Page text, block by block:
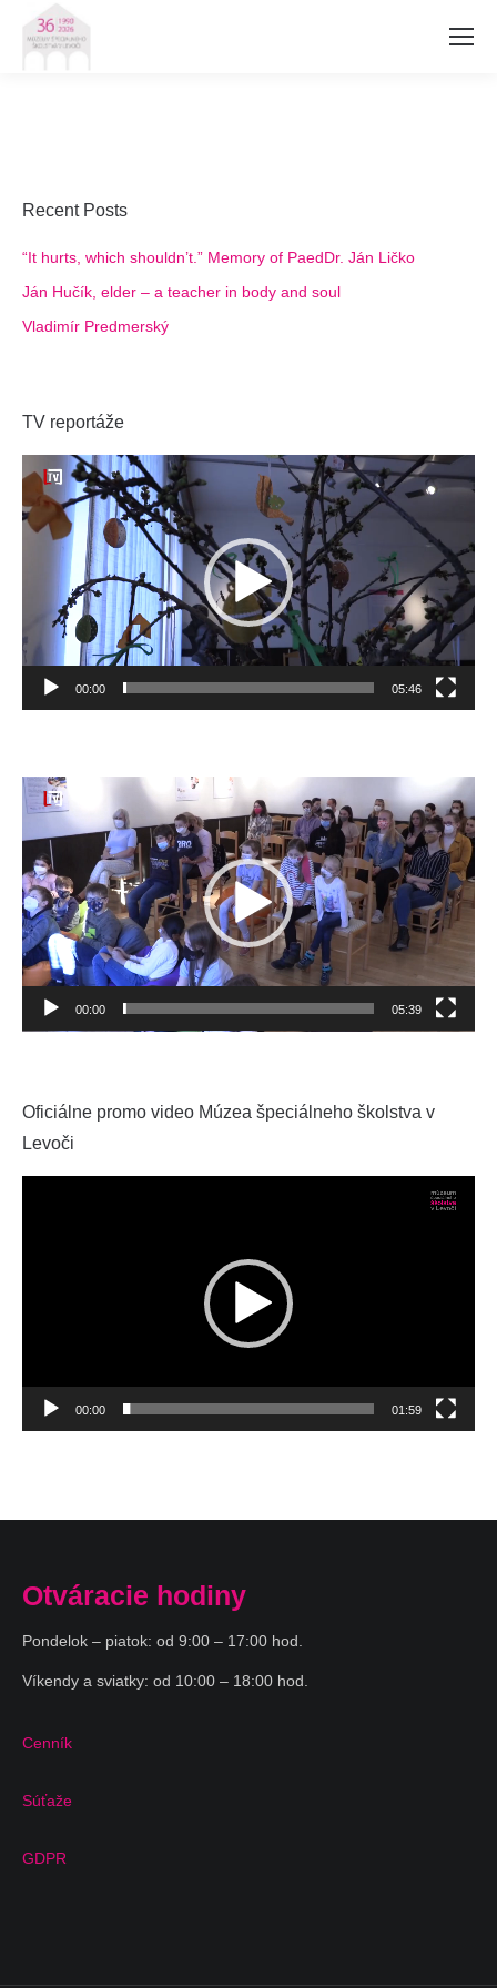
Recent Posts
“It hurts, which shouldn’t.” Memory of PaedDr. Ján Ličko
Ján Hučík, elder – a teacher in body and soul
Vladimír Predmerský
TV reportáže
Video
Player
00:00 05:46
Video
Player
00:00 05:39
Oficiálne promo video Múzea špeciálneho školstva v
Levoči
00:00 01:59
Otváracie hodiny
Pondelok – piatok: od 9:00 – 17:00 hod.
Víkendy a sviatky: od 10:00 – 18:00 hod.
Cenník
Súťaže
GDPR